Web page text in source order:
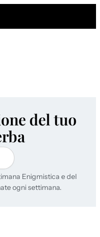
del tuo
Enigmistica e del
ogni settimana.